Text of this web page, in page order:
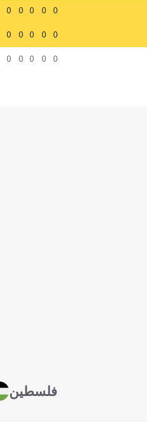
0
0
0
0
0
0
0
0
0
0
0
0
0
0
0
فلسطين